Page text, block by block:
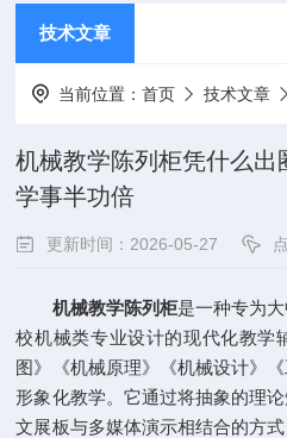
技术文章
当前位置：首页 技术文章
机械教学陈列柜凭什么
学事半功倍
更新时间：2026-05-27
机械教学陈列柜是一种专为
校机械类专业设计的现代化教学
图》《机械原理》《机械设计》
形象化教学。它通过将抽象的理
文展板与多媒体演示相结合的方